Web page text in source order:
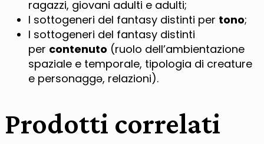
ragazzi, giovani adulti e adulti;
I sottogeneri del fantasy distinti per tono;
I sottogeneri del fantasy distinti
per contenuto (ruolo dell’ambientazione
spaziale e temporale, tipologia di creature
e personaggə, relazioni).
Prodotti correlati